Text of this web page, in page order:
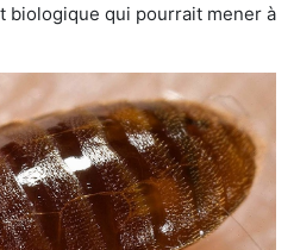
biologique qui pourrait mener à